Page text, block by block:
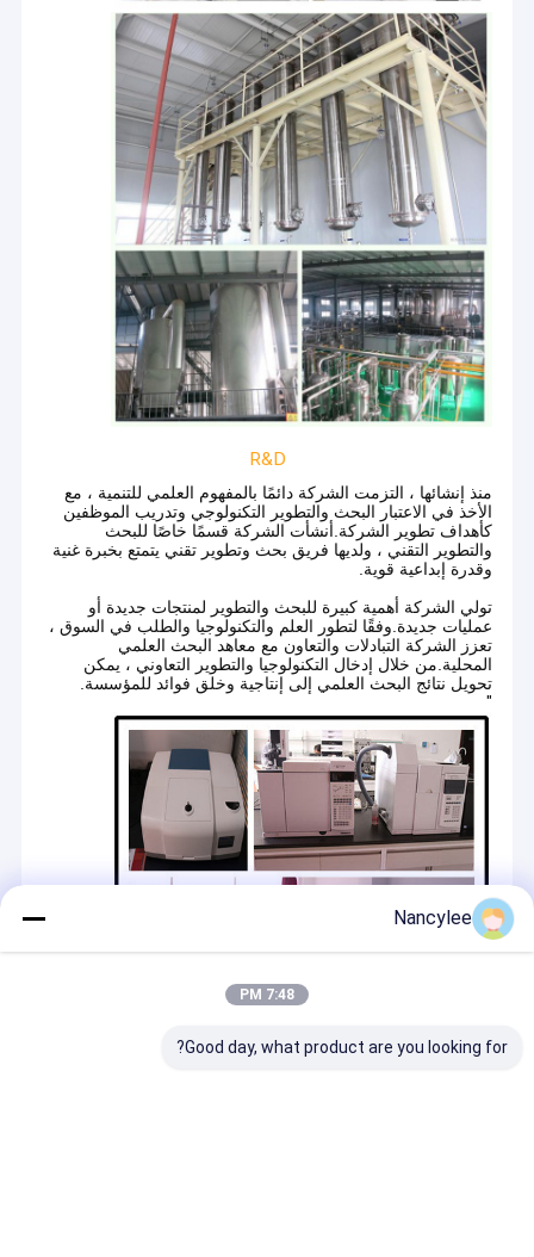
منتجات
معلومات عنا
جولة في المعمل
مراقبة الجودة
اتصل بنا
ثلاثي ببتيد النحاس 1
R&D
منذ إنشائها ، التزمت الشركة دائمًا بالمفهوم العلمي للتنمية ، مع
الأخذ في الاعتبار البحث والتطوير التكنولوجي وتدريب الموظفين
كأهداف تطوير الشركة.أنشأت الشركة قسمًا خاصًا للبحث
والتطوير التقني ، ولديها فريق بحث وتطوير تقني يتمتع بخبرة غنية
وقدرة إبداعية قوية.
تولي الشركة أهمية كبيرة للبحث والتطوير لمنتجات جديدة أو
عمليات جديدة.وفقًا لتطور العلم والتكنولوجيا والطلب في السوق ،
تعزز الشركة التبادلات والتعاون مع معاهد البحث العلمي
المحلية.من خلال إدخال التكنولوجيا والتطوير التعاوني ، يمكن
تحويل نتائج البحث العلمي إلى إنتاجية وخلق فوائد للمؤسسة.
"
شركة شاندونغ هيكسون للتكنولوجيا المحدودة مجهزة بمعدات كشف
متنوعة مثل مطياف الامتصاص الذري، وكروماتوغرافيا الغاز، ومقياس
الطيف الضوئي، ومقياس الاستقطاب، والمعاير الآلي، وحاضنة الطلب
على الأكسجين البيوكيميائي، وحاضنة الطلب على الأكسجين الكيميائي،
والكروماتوغرافيا السائلة عالية الأداء وما إلى ذلك لضمان جودة المنتج.
منتجاتنا الرئيسية هي المضافات الغذائية، والمستخلصات النباتية، والمواد
الخام لمستحضرات التجميل، والمضافات العلفية، والمستخلصات
الحيوانية، والأحماض الأمينية والفيتامينات. معظم منتجاتنا مشتقة من
النباتات الطبيعية. خدمات التسويق متاحة في العديد من البلدان حول
العالم. لقد أنشأنا علاقة تعاونية جيدة ومستقرة مع أكثر من مائة شركة
تصنيع أدوية وأغذية ومنتجات صحية وكيماويات يومية وتجار المواد الخام
الصيدلانية.
Nancylee
7:48 PM
Good day, what product are you looking for?